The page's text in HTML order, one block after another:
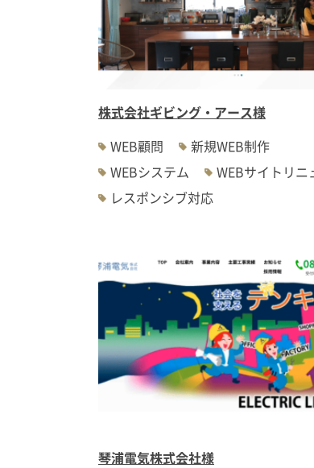
株式会社ギビング・アース様
WEB顧問
新規WEB制作
WEBシステム
WEBサイトリニ
レスポンシブ対応
琴浦電気株式会社様